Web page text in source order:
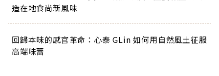
造在地食尚新風味
回歸本味的感官革命：心泰 GLin 如何用自然風土征服
高端味蕾